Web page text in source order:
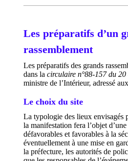
Les préparatifs d’un
rassemblement
Les préparatifs des grands
dans la circulaire n°88-157 du
ministre de l’Intérieur, adressé
Le choix du site
La typologie des lieux envisagés
la manifestation fera l’objet
défavorables et favorables à la
éventuellement à une mise en
la préfecture, les autorités de